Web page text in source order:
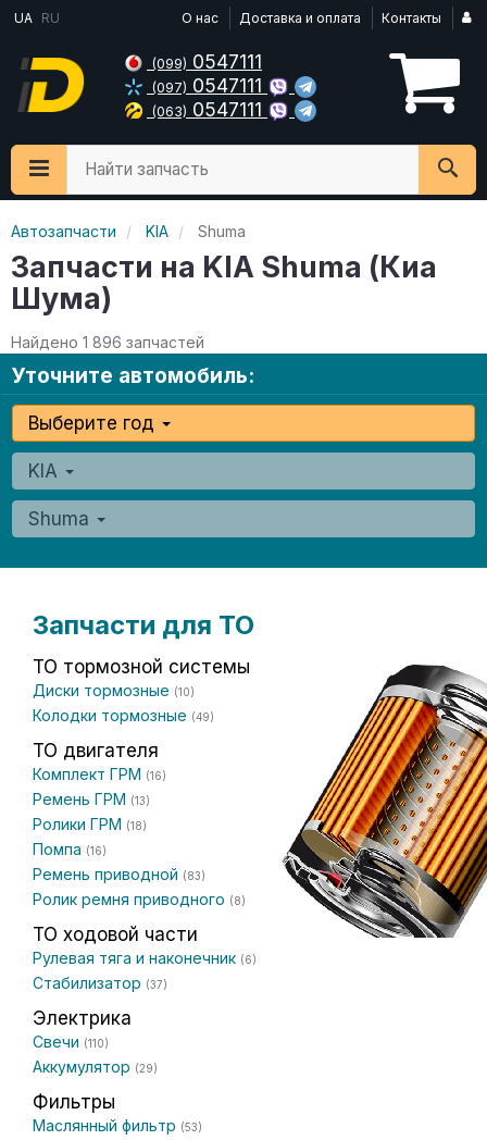
UA RU О нас Доставка и оплата Контакты
(099) 0547111
(097) 0547111
(063) 0547111
Найти запчасть
Автозапчасти KIA Shuma
Запчасти на KIA Shuma (Киа
Шума)
Найдено 1 896 запчастей
Уточните автомобиль:
Выберите год
KIA
Shuma
Запчасти для ТО
ТО тормозной системы
Диски тормозные (10)
Колодки тормозные (49)
ТО двигателя
Комплект ГРМ (16)
Ремень ГРМ (13)
Ролики ГРМ (18)
Помпа (16)
Ремень приводной (83)
Ролик ремня приводного (8)
ТО ходовой части
Рулевая тяга и наконечник (6)
Стабилизатор (37)
Электрика
Свечи (110)
Аккумулятор (29)
Фильтры
Маслянный фильтр (53)